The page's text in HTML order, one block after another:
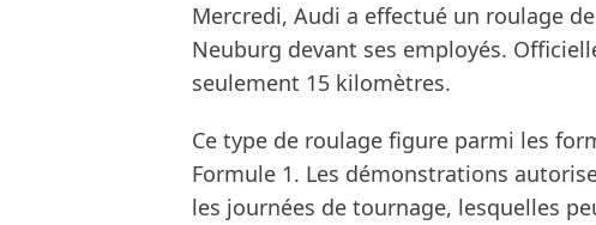
Mercredi, Audi a effectué un roulage
Neuburg devant ses employés.
seulement 15 kilomètres.
Ce type de roulage figure parmi les
Formule 1. Les démonstrations
les journées de tournage, lesquelles